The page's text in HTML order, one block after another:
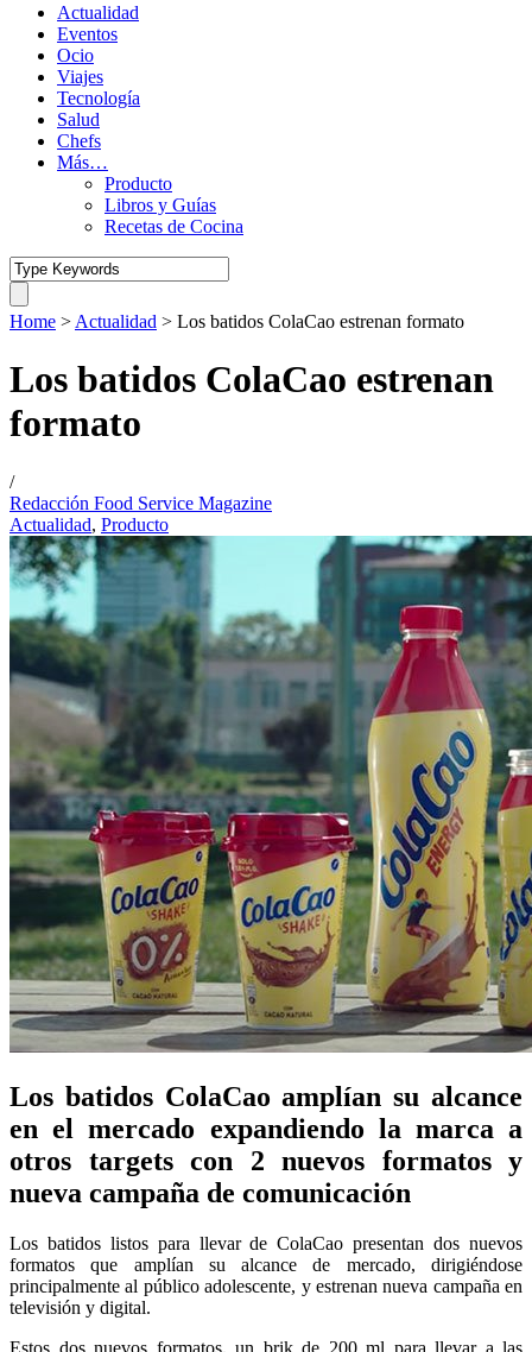
Actualidad
Eventos
Ocio
Viajes
Tecnología
Salud
Chefs
Más…
Producto
Libros y Guías
Recetas de Cocina
Home > Actualidad > Los batidos ColaCao estrenan formato
Los batidos ColaCao estrenan
formato
/
Redacción Food Service Magazine
Actualidad, Producto
Los batidos ColaCao amplían su alcance
en el mercado expandiendo la marca a
otros targets con 2 nuevos formatos y
nueva campaña de comunicación
Los batidos listos para llevar de ColaCao presentan dos nuevos
formatos que amplían su alcance de mercado, dirigiéndose
principalmente al público adolescente, y estrenan nueva campaña en
televisión y digital.
Estos dos nuevos formatos, un brik de 200 ml para llevar a las